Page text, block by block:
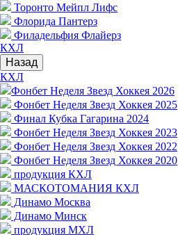
Торонто Мейпл Лифс
Флорида Пантерз
Филадельфия Флайерз
КХЛ
Назад
КХЛ
Фонбет Неделя Звезд Хоккея 2026
Фонбет Неделя Звезд Хоккея 2025
Финал Кубка Гагарина 2024
Фонбет Неделя Звезд Хоккея 2023
Фонбет Неделя Звезд Хоккея 2022
Фонбет Неделя Звезд Хоккея 2020
продукция КХЛ
МАСКОТОМАНИЯ КХЛ
Динамо Москва
Динамо Минск
продукция МХЛ